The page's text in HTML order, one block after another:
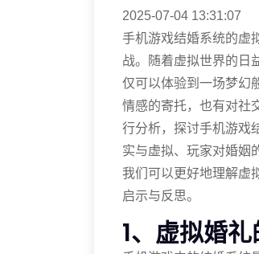
2025-07-04 13:31:07
手机游戏结婚系统的虚
战。随着虚拟世界的日
仅可以体验到一场梦幻
情感的寄托，也有对社
行分析，探讨手机游戏
实与虚拟、玩家对婚姻
我们可以更好地理解虚
启示与反思。
1、虚拟婚